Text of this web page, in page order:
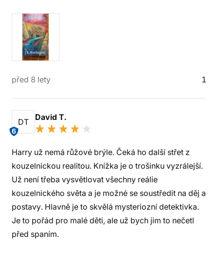
před 8 lety 1
DT
6
David T.
Harry už nemá růžové brýle. Čeká ho další střet z
kouzelnickou realitou. Knížka je o trošinku vyzrálejší.
Už není třeba vysvětlovat všechny reálie
kouzelnického světa a je možné se soustředit na děj a
postavy. Hlavně je to skvělá mysteriozní detektivka.
Je to pořád pro malé děti, ale už bych jim to nečetl
před spaním.